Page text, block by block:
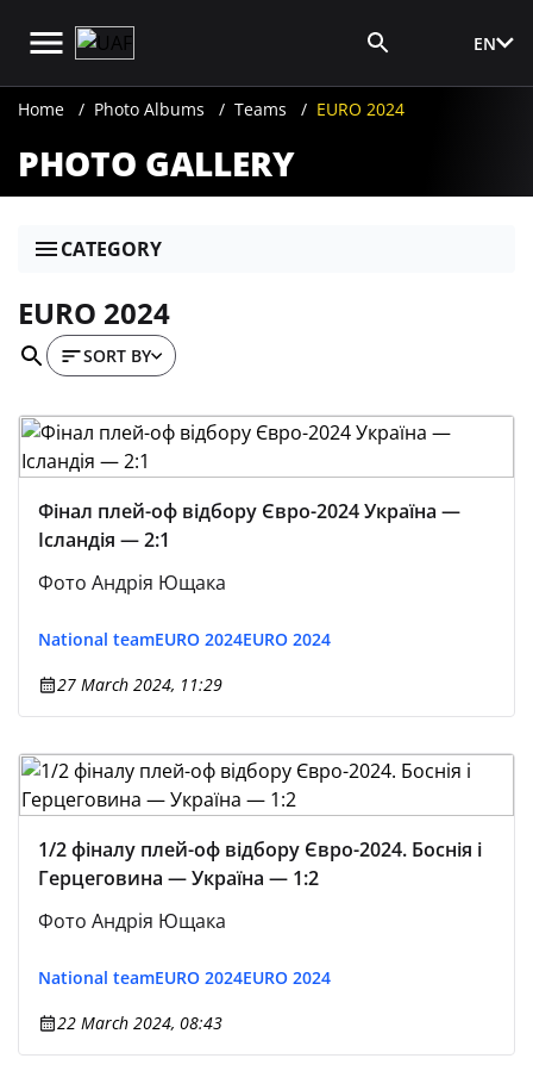
EN
Home Photo Albums Teams EURO 2024
PHOTO GALLERY
CATEGORY
EURO 2024
SORT BY
Фінал плей-оф відбору Євро-2024 Україна —
Ісландія — 2:1
Фото Андрія Ющака
National teamEURO 2024EURO 2024
27 March 2024, 11:29
1/2 фіналу плей-оф відбору Євро-2024. Боснія і
Герцеговина — Україна — 1:2
Фото Андрія Ющака
National teamEURO 2024EURO 2024
22 March 2024, 08:43